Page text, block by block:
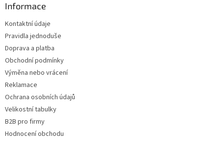
Informace
Kontaktní údaje
Pravidla jednoduše
Doprava a platba
Obchodní podmínky
Výměna nebo vrácení
Reklamace
Ochrana osobních údajů
Velikostní tabulky
B2B pro firmy
Hodnocení obchodu